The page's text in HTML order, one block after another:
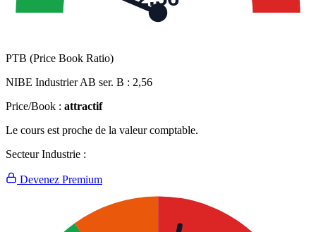
PTB (Price Book Ratio)
NIBE Industrier AB ser. B : 2,56
Price/Book : attractif
Le cours est proche de la valeur comptable.
Secteur Industrie :
Devenez Premium